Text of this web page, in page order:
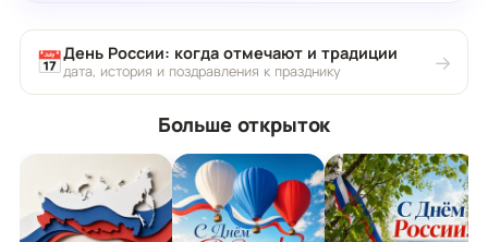
📅День России: когда отмечают и традиции
дата, история и поздравления к празднику →
Больше открыток